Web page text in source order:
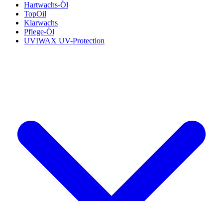
Hartwachs-Öl
TopOil
Klarwachs
Pflege-Öl
UVIWAX UV-Protection